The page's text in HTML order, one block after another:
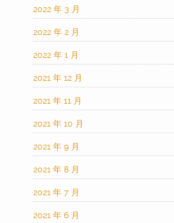
2022 年 3 月
2022 年 2 月
2022 年 1 月
2021 年 12 月
2021 年 11 月
2021 年 10 月
2021 年 9 月
2021 年 8 月
2021 年 7 月
2021 年 6 月